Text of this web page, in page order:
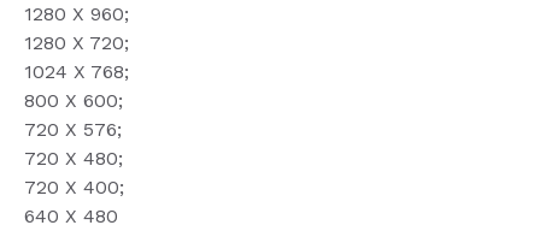
1280 X 960;
1280 X 720;
1024 X 768;
800 X 600;
720 X 576;
720 X 480;
720 X 400;
640 X 480